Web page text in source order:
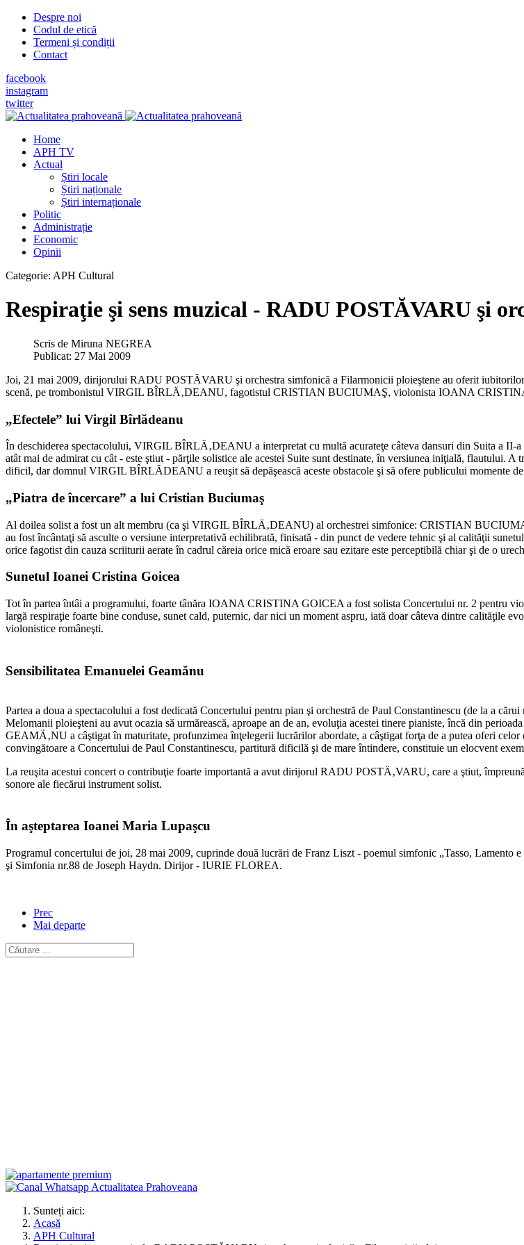
Despre noi
Codul de etică
Termeni și condiții
Contact
facebook
instagram
twitter
Home
APH TV
Actual
Știri locale
Știri naționale
Știri internaționale
Politic
Administrație
Economic
Opinii
Categorie: APH Cultural
Respiraţie şi sens muzical - RADU POSTĂVARU şi
Scris de Miruna NEGREA
Publicat: 27 Mai 2009
Joi, 21 mai 2009, dirijorului RADU POSTĂVARU şi orchestra simfonică a Filarmonicii ploieştene au oferit
scenă, pe trombonistul VIRGIL BÎRLÄ‚DEANU, fagotistul CRISTIAN BUCIUMAŞ, violonista IOANA
„Efectele” lui Virgil Bîrlădeanu
În deschiderea spectacolului, VIRGIL BÎRLÄ‚DEANU a interpretat cu multă acurateţe câteva dansuri din Suita a
atât mai de admirat cu cât - este ştiut - părţile solistice ale acestei Suite sunt destinate, în versiunea iniţială, flautului.
dificil, dar domnul VIRGIL BÎRLĂDEANU a reuşit să depăşească aceste obstacole şi să ofere publicului momente de
„Piatra de încercare” a lui Cristian Buciumaş
Al doilea solist a fost un alt membru (ca şi VIRGIL BÎRLÄ‚DEANU) al orchestrei simfonice: CRISTIAN
au fost încântaţi să asculte o versiune interpretativă echilibrată, finisată - din punct de vedere tehnic şi al calităţii
orice fagotist din cauza scriiturii aerate în cadrul căreia orice mică eroare sau ezitare este perceptibilă chiar şi de o
Sunetul Ioanei Cristina Goicea
Tot în partea întâi a programului, foarte tânăra IOANA CRISTINA GOICEA a fost solista Concertului nr. 2 pentru
largă respiraţie foarte bine conduse, sunet cald, puternic, dar nici un moment aspru, iată doar câteva dintre calităţile
violonistice româneşti.
Sensibilitatea Emanuelei Geamănu
Partea a doua a spectacolului a fost dedicată Concertului pentru pian şi orchestră de Paul Constantinescu (de la a
Melomanii ploieşteni au avut ocazia să urmărească, aproape an de an, evoluţia acestei tinere pianiste, încă din
GEAMÄ‚NU a câştigat în maturitate, profunzimea înţelegerii lucrărilor abordate, a câştigat forţa de a putea oferi
convingătoare a Concertului de Paul Constantinescu, partitură dificilă şi de mare întindere, constituie un elocvent
La reuşita acestui concert o contribuţie foarte importantă a avut dirijorul RADU POSTÄ‚VARU, care a ştiut,
sonore ale fiecărui instrument solist.
În aşteptarea Ioanei Maria Lupaşcu
Programul concertului de joi, 28 mai 2009, cuprinde două lucrări de Franz Liszt - poemul simfonic „Tasso,
şi Simfonia nr.88 de Joseph Haydn. Dirijor - IURIE FLOREA.
Prec
Mai departe
Sunteți aici:
Acasă
APH Cultural